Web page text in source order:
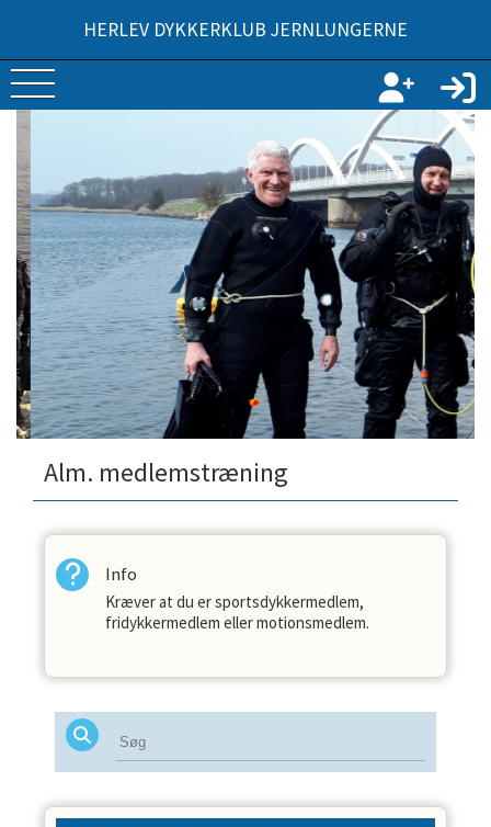
HERLEV DYKKERKLUB JERNLUNGERNE
Alm. medlemstræning
Info
Kræver at du er sportsdykkermedlem,
fridykkermedlem eller motionsmedlem.